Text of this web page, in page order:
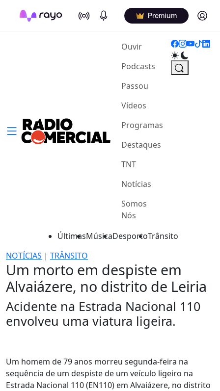
On Air Podcasts Premium Log in
Ouvir(current)
Podcasts
Passou
Vídeos
Programas
Destaques
TNT
Notícias
Somos
Nós
ÚltimasMúsicaDesportoTrânsito
NOTÍCIAS | TRÂNSITO
Um morto em despiste em
Alvaiázere, no distrito de Leiria
Acidente na Estrada Nacional 110
envolveu uma viatura ligeira.
Um homem de 79 anos morreu segunda-feira na
sequência de um despiste de um veículo ligeiro na
Estrada Nacional 110 (EN110) em Alvaiázere, no distrito